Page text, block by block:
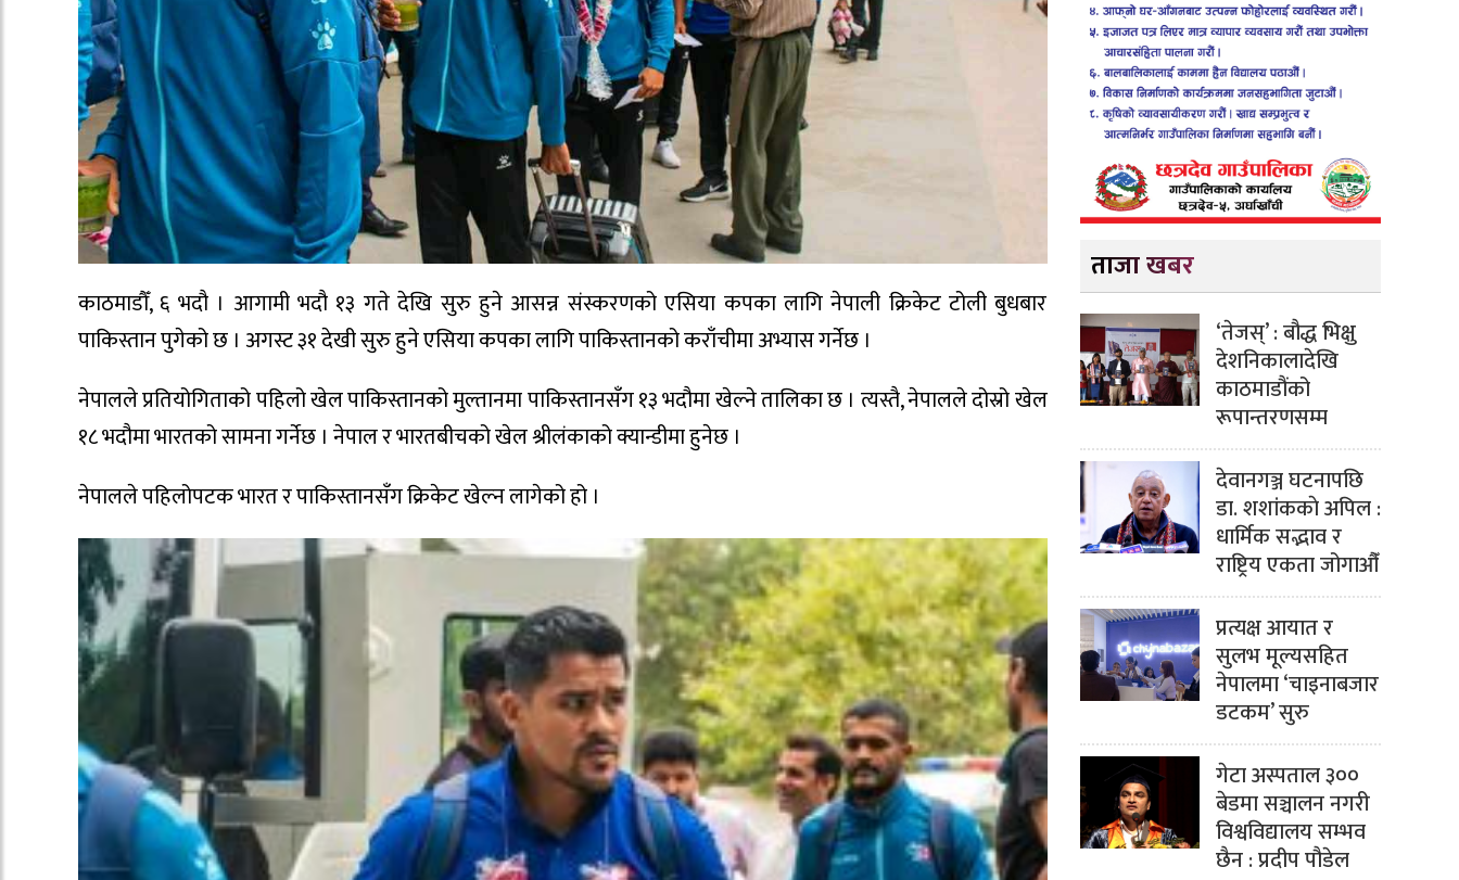
काठमाडौँ, ६ भदौ । आगामी भदौ १३ गते देखि सुरु हुने आसन्न संस्करणको एसिया कपका लागि नेपाली क्रिकेट टोली बुधबार
पाकिस्तान पुगेको छ । अगस्ट ३१ देखी सुरु हुने एसिया कपका लागि पाकिस्तानको कराँचीमा अभ्यास गर्नेछ ।
नेपालले प्रतियोगिताको पहिलो खेल पाकिस्तानको मुल्तानमा पाकिस्तानसँग १३ भदौमा खेल्ने तालिका छ । त्यस्तै, नेपालले दोस्रो खेल
१८ भदौमा भारतको सामना गर्नेछ । नेपाल र भारतबीचको खेल श्रीलंकाको क्यान्डीमा हुनेछ ।
नेपालले पहिलोपटक भारत र पाकिस्तानसँग क्रिकेट खेल्न लागेको हो ।
ताजा खबर
‘तेजस्’ : बौद्ध भिक्षु
देशनिकालादेखि
काठमाडौंको
रूपान्तरणसम्म
देवानगञ्ज घटनापछि
डा. शशांककाे अपिल :
धार्मिक सद्भाव र
राष्ट्रिय एकता जोगाऔँ
प्रत्यक्ष आयात र
सुलभ मूल्यसहित
नेपालमा ‘चाइनाबजार
डटकम’ सुरु
गेटा अस्पताल ३००
बेडमा सञ्चालन नगरी
विश्वविद्यालय सम्भव
छैन : प्रदीप पौडेल